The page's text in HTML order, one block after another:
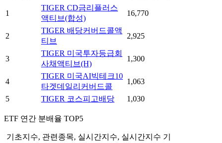
1
TIGER CD금리플러스
액티브(합성)
16,770
2
TIGER 배당커버드콜액
티브
2,925
3
TIGER 미국투자등급회
사채액티브(H)
1,300
4
TIGER 미국AI빅테크10
타겟데일리커버드콜
1,063
5 TIGER 코스피고배당 1,030
ETF 연간 분배율 TOP5
기초지수, 관련종목, 실시간지수, 실시간지수 기